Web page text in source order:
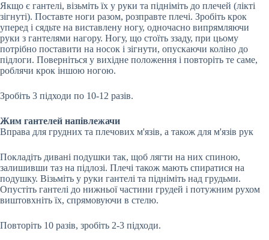
Якщо є гантелі, візьміть їх у руки та підніміть до плечей (лікті
зігнуті). Поставте ноги разом, розправте плечі. Зробіть крок
уперед і сядьте на виставлену ногу, одночасно випрямляючи
руки з гантелями нагору. Ногу, що стоїть ззаду, при цьому
потрібно поставити на носок і зігнути, опускаючи коліно до
підлоги. Поверніться у вихідне положення і повторіть те саме,
роблячи крок іншою ногою.
Зробіть 3 підходи по 10-12 разів.
Жим гантелей напівлежачи
Вправа для грудних та плечових м'язів, а також для м'язів рук
Покладіть дивані подушки так, щоб лягти на них спиною,
залишивши таз на підлозі. Плечі також мають спиратися на
подушку. Візьміть у руки гантелі та підніміть над грудьми.
Опустіть гантелі до нижньої частини грудей і потужним рухом
виштовхніть їх, спрямовуючи в стелю.
Повторіть 10 разів, зробіть 2-3 підходи.